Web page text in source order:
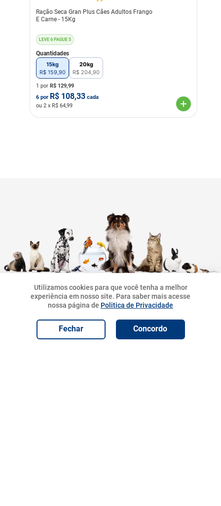
Utilizamos cookies para que você tenha a melhor
experiência em nosso site. Para saber mais acesse
nossa página de Politica de Privacidade
Concordo
Fechar
Ração Seca Gran Plus Cães Adultos Frango
E Carne - 15Kg
LEVE 6 PAGUE 5
Quantidades
15kg
R$ 159,90
20kg
R$ 204,90
1 por R$ 129,99
6 por R$ 108,33 cada
ou 2 x R$ 64,99
Adicionar ao Carrinho
R$ 29,90
Adicionar e
Seja apaixonado por
animais você